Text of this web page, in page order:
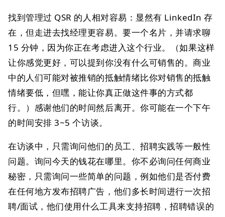
找到管理过 QSR 的人相对容易：显然有 LinkedIn 存
在，但走进去找经理更容易。要一个名片，并请求聊
15 分钟，因为你正在考虑进入这个行业。（如果这样
让你感觉更好，可以提到你没有什么可销售的。商业
中的人们可能对被推销的抵触情绪比你对销售的抵触
情绪要低，但嘿，能让你真正做这件事的方式都
行。）感谢他们的时间然后离开。你可能在一个下午
的时间安排 3~5 个访谈。
在访谈中，只需询问他们的员工、招聘实践等一般性
问题。询问今天的钱花在哪里。你不必询问任何商业
秘密，只需询问一些简单的问题，例如他们是否付费
在任何地方发布招聘广告，他们多长时间进行一次招
聘/面试，他们使用什么工具来支持招聘，招聘错误的